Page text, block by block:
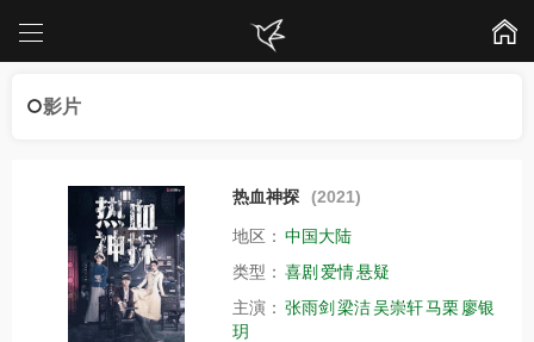
影片
热血神探 (2021)
地区： 中国大陆
类型： 喜剧 爱情悬疑
主演： 张雨剑 梁洁吴崇轩马栗廖银
玥